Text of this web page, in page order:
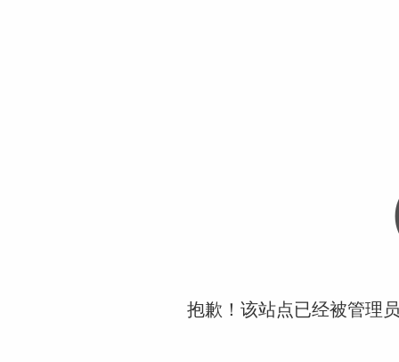
抱歉！该站点已经被管理